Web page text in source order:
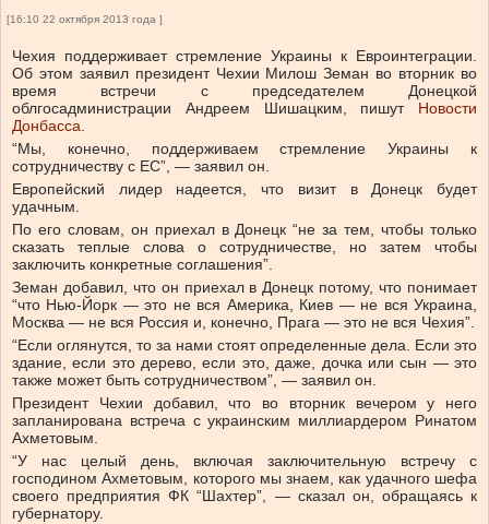
[16:10 22 октября 2013 года ]
Чехия поддерживает стремление Украины к Евроинтеграции.
Об этом заявил президент Чехии Милош Земан во вторник во
время встречи с председателем Донецкой
облгосадминистрации Андреем Шишацким, пишут Новости
Донбасса.
“Мы, конечно, поддерживаем стремление Украины к
сотрудничеству с ЕС”, — заявил он.
Европейский лидер надеется, что визит в Донецк будет
удачным.
По его словам, он приехал в Донецк “не за тем, чтобы только
сказать теплые слова о сотрудничестве, но затем чтобы
заключить конкретные соглашения”.
Земан добавил, что он приехал в Донецк потому, что понимает
“что Нью-Йорк — это не вся Америка, Киев — не вся Украина,
Москва — не вся Россия и, конечно, Прага — это не вся Чехия”.
“Если оглянутся, то за нами стоят определенные дела. Если это
здание, если это дерево, если это, даже, дочка или сын — это
также может быть сотрудничеством”, — заявил он.
Президент Чехии добавил, что во вторник вечером у него
запланирована встреча с украинским миллиардером Ринатом
Ахметовым.
“У нас целый день, включая заключительную встречу с
господином Ахметовым, которого мы знаем, как удачного шефа
своего предприятия ФК “Шахтер”, — сказал он, обращаясь к
губернатору.